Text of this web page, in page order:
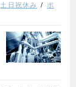
土日祝休み
ポ